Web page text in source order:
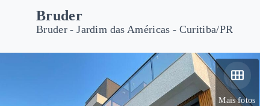
Bruder
Bruder -Jardim das Américas - Curitiba/PR
Mais fotos